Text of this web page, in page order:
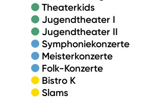
Theaterkids
Jugendtheater I
Jugendtheater II
Symphoniekonzerte
Meisterkonzerte
Folk-Konzerte
Bistro K
Slams